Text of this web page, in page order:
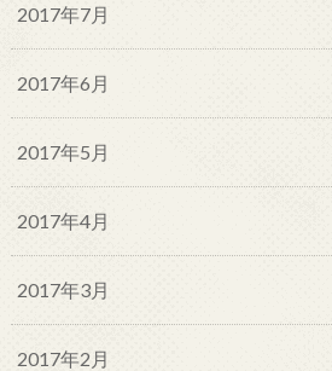
2017年7月
2017年6月
2017年5月
2017年4月
2017年3月
2017年2月